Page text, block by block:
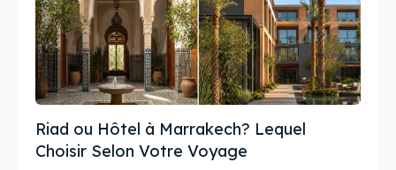
Recherche
AtMarrakech, votre guide
local.
Bons Plans & Conseils Locaux
Restaurant, article...
Riad ou Hôtel à Marrakech? Lequel
Choisir Selon Votre Voyage